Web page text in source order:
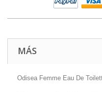
MÁS
Odisea Femme Eau De